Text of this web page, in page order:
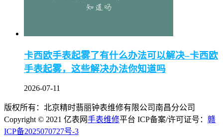
卡西欧手表起雾了有什么办法可以解决–卡西欧
手表起雾，这些解决办法你知道吗
2026-07-11
版权所有：北京精时翡丽钟表维修有限公司南昌分公司
Copyright © 2021 亿表网手表维修平台 ICP备案/许可证号： 赣
ICP备2025070727号-3